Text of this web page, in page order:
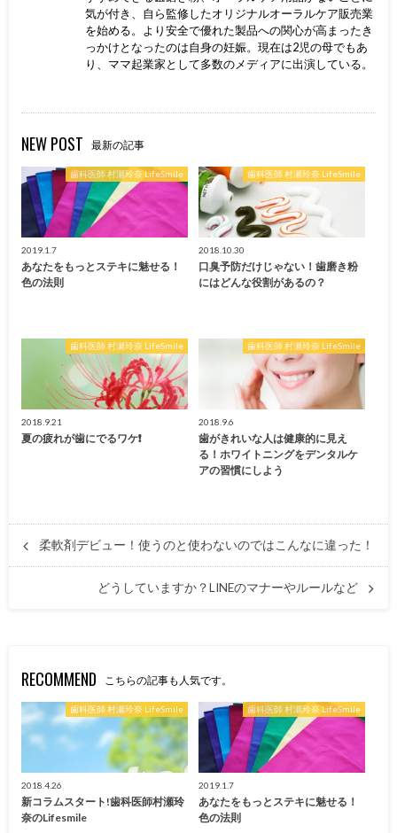
気が付き、自ら監修したオリジナルオーラルケア販売業
を始める。より安全で優れた製品への関心が高まったき
っかけとなったのは自身の妊娠。現在は2児の母でもあ
り、ママ起業家として多数のメディアに出演している。
NEW POST 最新の記事
歯科医師 村瀬玲奈 LifeSmile
2019.1.7
あなたをもっとステキに魅せる！
色の法則
歯科医師 村瀬玲奈 LifeSmile
2018.10.30
口臭予防だけじゃない！歯磨き粉
にはどんな役割があるの？
歯科医師 村瀬玲奈 LifeSmile
2018.9.21
夏の疲れが歯にでるワケ❗️
歯科医師 村瀬玲奈 LifeSmile
2018.9.6
歯がきれいな人は健康的に見え
る！ホワイトニングをデンタルケ
アの習慣にしよう
柔軟剤デビュー！使うのと使わないのではこんなに違った！
どうしていますか？LINEのマナーやルールなど
RECOMMEND こちらの記事も人気です。
歯科医師 村瀬玲奈 LifeSmile
2018.4.26
新コラムスタート!歯科医師村瀬玲
奈のLifesmile
歯科医師 村瀬玲奈 LifeSmile
2019.1.7
あなたをもっとステキに魅せる！
色の法則